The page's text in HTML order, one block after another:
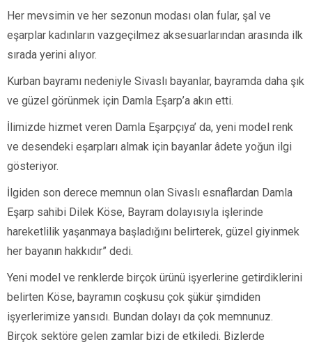
Her mevsimin ve her sezonun modası olan fular, şal ve
eşarplar kadınların vazgeçilmez aksesuarlarından arasında ilk
sırada yerini alıyor.
Kurban bayramı nedeniyle Sivaslı bayanlar, bayramda daha şık
ve güzel görünmek için Damla Eşarp’a akın etti.
İlimizde hizmet veren Damla Eşarpçıya’ da, yeni model renk
ve desendeki eşarpları almak için bayanlar âdete yoğun ilgi
gösteriyor.
İlgiden son derece memnun olan Sivaslı esnaflardan Damla
Eşarp sahibi Dilek Köse, Bayram dolayısıyla işlerinde
hareketlilik yaşanmaya başladığını belirterek, güzel giyinmek
her bayanın hakkıdır” dedi.
Yeni model ve renklerde birçok ürünü işyerlerine getirdiklerini
belirten Köse, bayramın coşkusu çok şükür şimdiden
işyerlerimize yansıdı. Bundan dolayı da çok memnunuz.
Birçok sektöre gelen zamlar bizi de etkiledi. Bizlerde